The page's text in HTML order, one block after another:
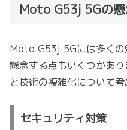
Moto G53j 5Gの懸
Moto G53j 5Gには多くの
懸念する点もいくつかあ
と技術の複雑化について考
セキュリティ対策